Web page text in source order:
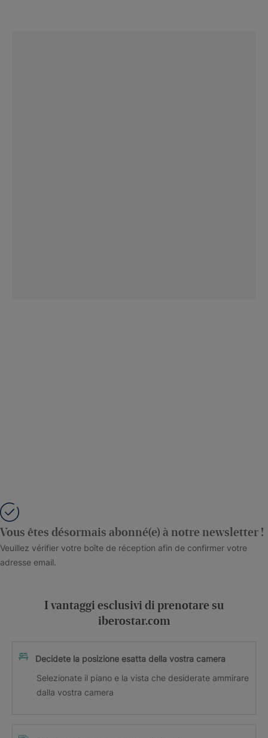
Vous êtes désormais abonné(e) à notre newsletter !
Veuillez vérifier votre boîte de réception afin de confirmer votre
adresse email.
I vantaggi esclusivi di prenotare su
iberostar.com
Decidete la posizione esatta della vostra camera
Selezionate il piano e la vista che desiderate ammirare
dalla vostra camera